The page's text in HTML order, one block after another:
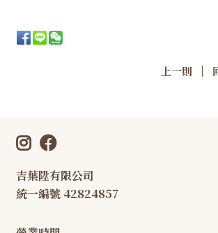
上一則 |
吉葉陞有限公司
統一編號 42824857